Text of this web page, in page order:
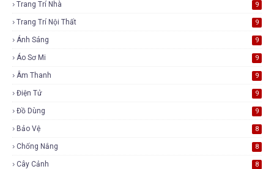
Trang Trí Nhà 9
Trang Trí Nội Thất 9
Ánh Sáng 9
Áo Sơ Mi 9
Âm Thanh 9
Điện Tử 9
Đồ Dùng 9
Bảo Vệ 8
Chống Nắng 8
Cây Cảnh 8